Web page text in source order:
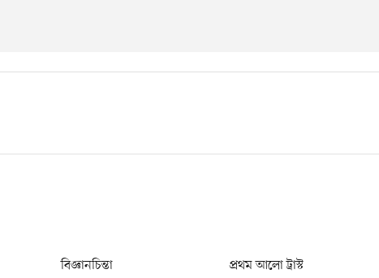
বিজ্ঞানচিন্তা প্রথম আলো ট্রাস্ট